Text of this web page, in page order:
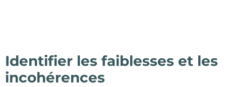
Identifier les faiblesses et les
incohérences